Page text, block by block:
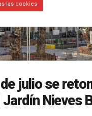
julio se
Nieves
las cookies